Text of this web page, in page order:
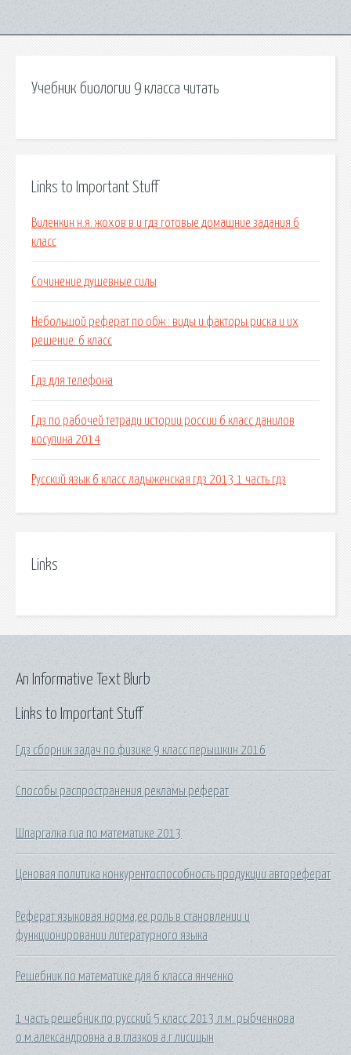
Учебник биологии 9 класса читать
Links to Important Stuff
Виленкин н.я. жохов в.и гдз готовые домашние задания 6
класс
Сочинение душевные силы
Небольшой реферат по обж : виды и факторы риска и их
решение. 6 класс
Гдз для телефона
Гдз по рабочей тетради истории россии 6 класс данилов
косулина 2014
Русский язык 6 класс ладыженская гдз 2013 1 часть гдз
Links
Links to Important Stuff
Гдз сборник задач по физике 9 класс перышкин 2016
Способы распространения рекламы реферат
Шпаргалка гиа по математике 2013
Ценовая политика конкурентоспособность продукции автореферат
Реферат:языковая норма,ее роль в становлении и
функционировании литературного языка
Решебник по математике для 6 класса янченко
1 часть решебник по русский 5 класс 2013 л.м. рыбченкова
о.м.александровна а.в.глазков а.г лисицын
An Informative Text Blurb